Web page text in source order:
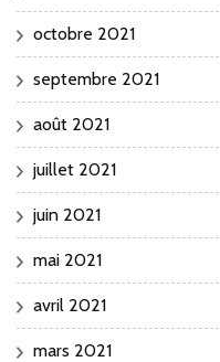
octobre 2021
septembre 2021
août 2021
juillet 2021
juin 2021
mai 2021
avril 2021
mars 2021